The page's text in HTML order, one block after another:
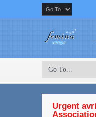
Urgent